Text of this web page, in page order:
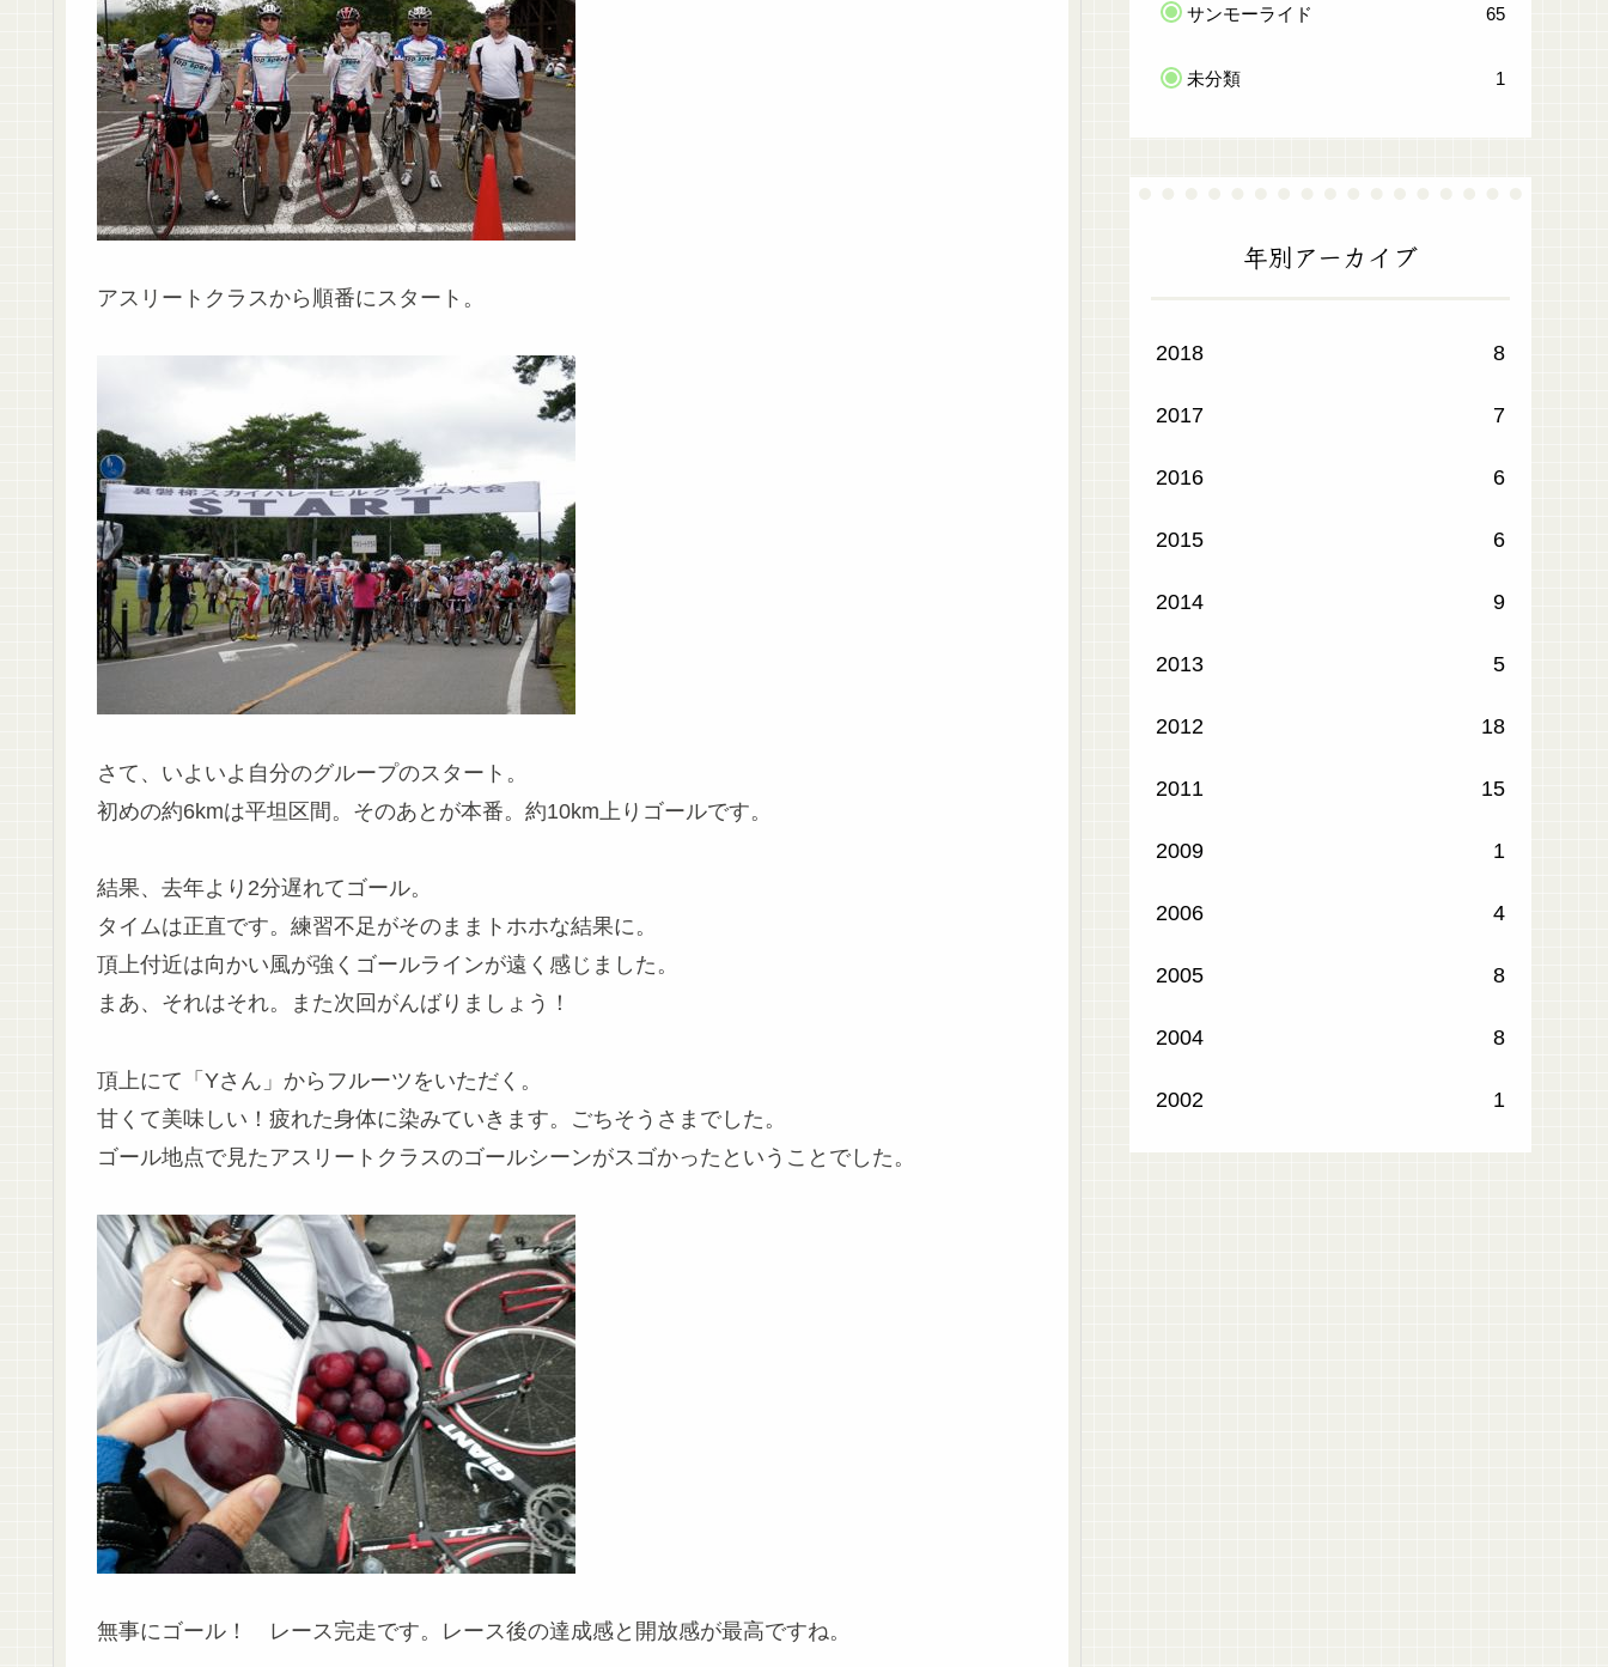
アスリートクラスから順番にスタート。
さて、いよいよ自分のグループのスタート。
初めの約6kmは平坦区間。そのあとが本番。約10km上りゴールです。
結果、去年より2分遅れてゴール。
タイムは正直です。練習不足がそのままトホホな結果に。
頂上付近は向かい風が強くゴールラインが遠く感じました。
まあ、それはそれ。また次回がんばりましょう！
頂上にて「Yさん」からフルーツをいただく。
甘くて美味しい！疲れた身体に染みていきます。ごちそうさまでした。
ゴール地点で見たアスリートクラスのゴールシーンがスゴかったということでした。
無事にゴール！ レース完走です。レース後の達成感と開放感が最高ですね。
サンモーライド 65
未分類 1
年別アーカイブ
2018 8
2017 7
2016 6
2015 6
2014 9
2013 5
2012 18
2011 15
2009 1
2006 4
2005 8
2004 8
2002 1